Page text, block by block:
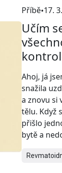
Příběhy17.
Učím
Ahoj, já
snažila
a znovu si
tělu. Když
přišlo
bytě a